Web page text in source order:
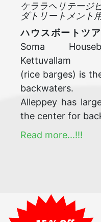
ケララヘリテージ
ダトリートメント
ハウスボートツ
Soma
Kettuvallam
(rice barges) is
backwaters.
Alleppey has
the center for
Read more...!!!